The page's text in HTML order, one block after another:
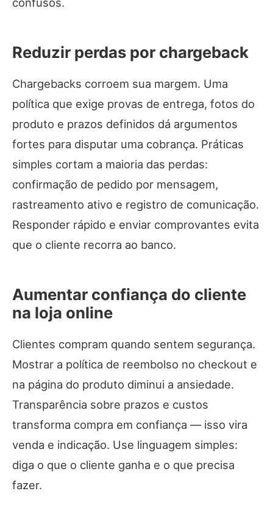
Reduzir perdas por chargeback
Chargebacks corroem sua margem. Uma
política que exige provas de entrega, fotos do
produto e prazos definidos dá argumentos
fortes para disputar uma cobrança. Práticas
simples cortam a maioria das perdas:
confirmação de pedido por mensagem,
rastreamento ativo e registro de comunicação.
Responder rápido e enviar comprovantes evita
que o cliente recorra ao banco.
Aumentar confiança do cliente
na loja online
Clientes compram quando sentem segurança.
Mostrar a política de reembolso no checkout e
na página do produto diminui a ansiedade.
Transparência sobre prazos e custos
transforma compra em confiança — isso vira
venda e indicação. Use linguagem simples:
diga o que o cliente ganha e o que precisa
fazer.